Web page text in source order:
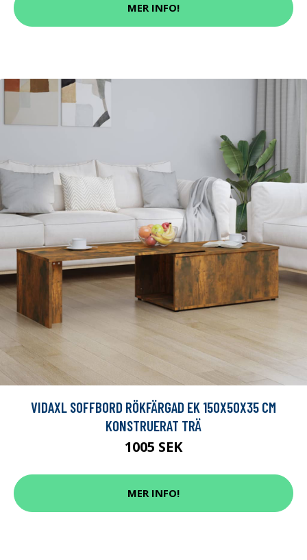
MER INFO!
VIDAXL SOFFBORD RÖKFÄRGAD EK 150X50X35 CM
KONSTRUERAT TRÄ
1005 SEK
MER INFO!